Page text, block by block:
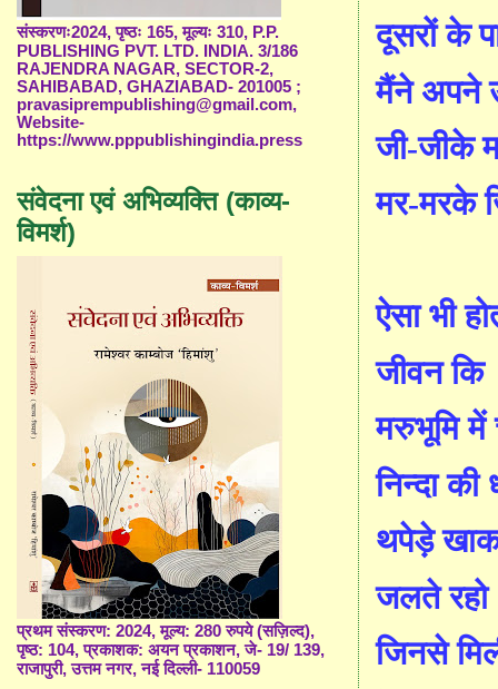
दूसरों के
मैंने अपने
जी-जीके
मर-मरके
ऐसा भी
जीवन कि
मरुभूमि में
निन्दा
थपेड़े
जलते
जिनसे
संस्करणः2024, पृष्ठः 165, मूल्यः 310, P.P.
PUBLISHING PVT. LTD. INDIA. 3/186
RAJENDRA NAGAR, SECTOR-2,
SAHIBABAD, GHAZIABAD- 201005 ;
pravasiprempublishing@gmail.com,
Website-
https://www.pppublishingindia.press
संवेदना एवं अभिव्यक्ति (काव्य-
विमर्श)
प्रथम संस्करण: 2024, मूल्य: 280 रुपये (सज़िल्द),
पृष्ठ: 104, प्रकाशक: अयन प्रकाशन, जे- 19/ 139,
राजापुरी, उत्तम नगर, नई दिल्ली- 110059